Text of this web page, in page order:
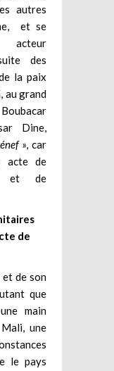
autres
et se
des
la paix
au grand
Dine,
», car
de
et de
de
et de son
que
main
une
le pays